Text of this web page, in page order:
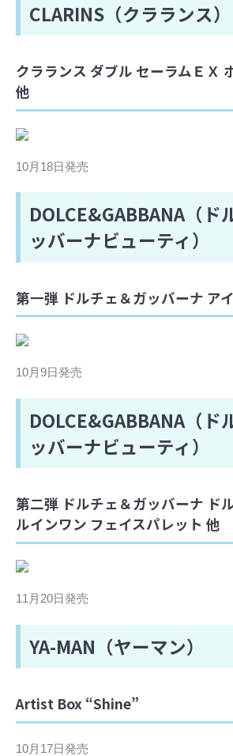
CLARINS（クラランス）
クラランス ダブル セーラムＥＸ
他
10月18日発売
DOLCE&GABBANA（ド
ッバーナビューティ）
第一弾 ドルチェ＆ガッバーナ ア
10月9日発売
DOLCE&GABBANA（ド
ッバーナビューティ）
第二弾 ドルチェ＆ガッバーナ ド
ルインワン フェイスパレット 他
11月20日発売
YA-MAN（ヤーマン）
Artist Box “Shine”
10月17日発売